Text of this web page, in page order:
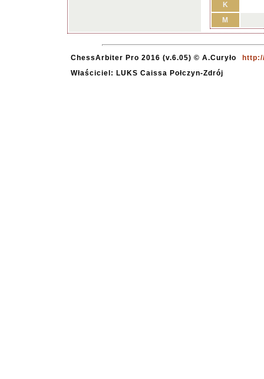
K
M
ChessArbiter Pro 2016 (v.6.05) © A.Curyło
Właściciel: LUKS Caissa Połczyn-Zdrój